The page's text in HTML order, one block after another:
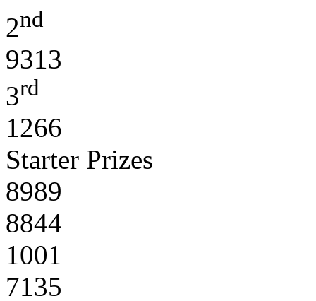
2nd
9313
3rd
1266
Starter Prizes
8989
8844
1001
7135